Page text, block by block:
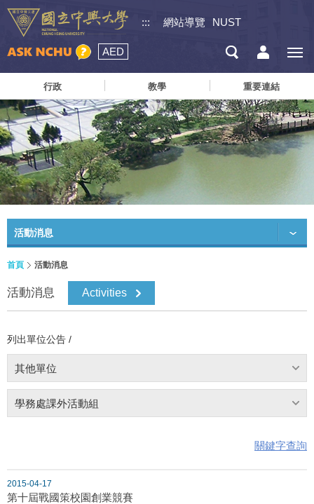
::: 網站導覽 NUST
AED
行政 教學 重要連結
活動消息
首頁 活動消息
活動消息 Activities
列出單位公告 /
其他單位
學務處課外活動組
關鍵字查詢
2015-04-17
第十屆戰國策校園創業競賽